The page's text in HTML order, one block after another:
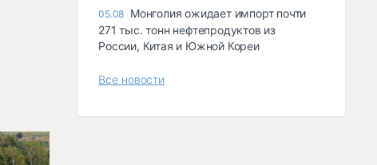
05.08 Монголия ожидает импорт почти
271 тыс. тонн нефтепродуктов из
России, Китая и Южной Кореи
Все новости